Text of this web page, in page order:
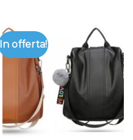
In offerta!